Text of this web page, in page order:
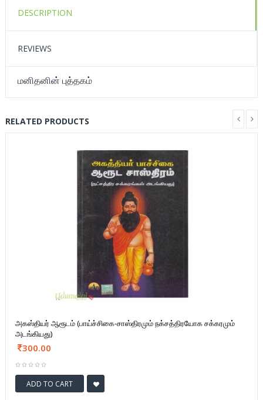
DESCRIPTION
REVIEWS
மனிதனின் புத்தகம்
RELATED PRODUCTS
அகஸ்தியர் ஆரூடம் (பாய்ச்சிகை-சாஸ்திரமும் நக்சத்திரயோக சக்கரமும்
அடங்கியது)
300.00
ADD TO CART